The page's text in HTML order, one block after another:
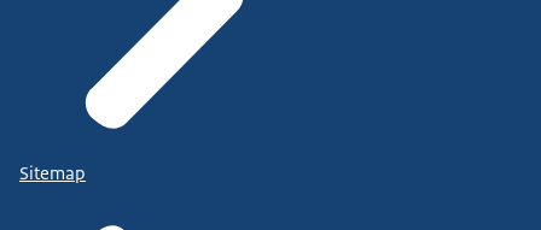
Sitemap